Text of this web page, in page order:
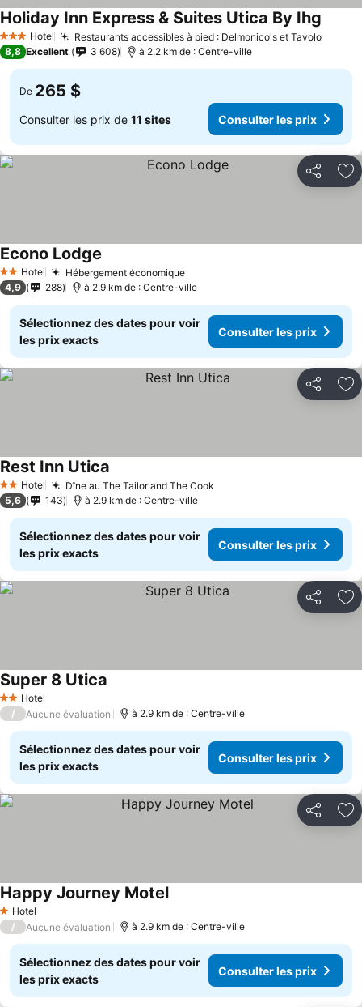
3 ÉtoilesHotel Restaurants accessibles à pied : Delmonico's et Tavolo
Holiday Inn Express & Suites Utica By Ihg
8,8 Excellent 3 608 à 2.2 km de : Centre-ville
De 265 $
Consulter les prix de 11 sites Consulter les prix
Partager
2 Étoiles
Hotel Hébergement économique
Econo Lodge
4,9 288 à 2.9 km de : Centre-ville
Sélectionnez des dates pour voir
les prix exacts
Consulter les prix
Partager
2 Étoiles
Hotel Dîne au The Tailor and The Cook
Rest Inn Utica
5,6 143 à 2.9 km de : Centre-ville
Sélectionnez des dates pour voir
les prix exacts
Consulter les prix
Partager
2 Étoiles
Hotel
Super 8 Utica
/ Aucune évaluation à 2.9 km de : Centre-ville
Sélectionnez des dates pour voir
les prix exacts
Consulter les prix
Partager
1 Étoiles
Hotel
Happy Journey Motel
/ Aucune évaluation à 2.9 km de : Centre-ville
Sélectionnez des dates pour voir
les prix exacts
Consulter les prix